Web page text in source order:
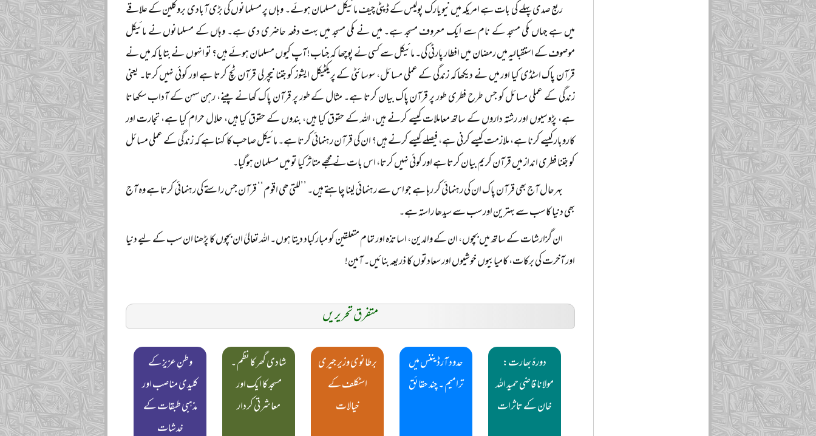
ربع صدی پہلے کی بات ہے امریکہ میں نیویارک پولیس کے ڈپٹی چیف مائیکل مسلمان ہوئے۔ وہاں پر مسلمانوں کی بڑی آبادی بروکلین کے علاقے
میں ہے جہاں مکی مسجد کے نام سے ایک معروف مسجد ہے۔ میں نے مکی مسجد میں بہت دفعہ حاضری دی ہے۔ وہاں کے مسلمانوں نے مائیکل
موصوف کے استقبالیہ میں رمضان میں افطار پارٹی کی۔ مائیکل سے کسی نے پوچھا کہ جناب! آپ کیوں مسلمان ہوئے ہیں؟ تو انہوں نے بتایا کہ میں نے
قرآن پاک اسٹڈی کیا اور میں نے دیکھا کہ زندگی کے عملی مسائل، سوسائٹی کے پریکٹیکل ایشوز کو جتنا نیچرلی قرآن ٹچ کرتا ہے اور کوئی نہیں کرتا۔ یعنی
زندگی کے عملی مسائل کو جس طرح فطری طور پر قرآن پاک بیان کرتا ہے۔ مثال کے طور پر قرآن پاک کھانے پینے، رہن سہن کے آداب سکھاتا
ہے، پڑوسیوں اور رشتہ داروں کے ساتھ معاملات کیسے کرنے ہیں، اللہ کے حقوق کیا ہیں، بندوں کے حقوق کیا ہیں، حلال حرام کیا ہے، تجارت اور
کاروبار کیسے کرنا ہے، ملازمت کیسے کرنی ہے، فیصلے کیسے کرنے ہیں؟ ان کی قرآن رہنمائی کرتا ہے۔ مائیکل صاحب کا کہنا ہے کہ زندگی کے عملی مسائل
کو جتنا فطری انداز میں قرآن کریم بیان کرتا ہے اور کوئی نہیں کرتا، اس بات نے مجھے متاثر کیا تو میں مسلمان ہوگیا۔
بہرحال آج بھی قرآن پاک ان کی رہنمائی کر رہا ہے جو اس سے رہنمائی لینا چاہتے ہیں۔ ’’للتی ھی اقوم‘‘ قرآن جس راستے کی رہنمائی کرتا ہے وہ آج
بھی دنیا کا سب سے بہترین اور سب سے سیدھا راستہ ہے۔
ان گزارشات کے ساتھ میں بچوں، ان کے والدین، اساتذہ اور تمام متعلقین کو مبارکباد دیتا ہوں۔ اللہ تعالیٰ ان بچوں کا پڑھنا ان سب کے لیے دنیا
اور آخرت کی برکات، کامیابیوں خوشیوں اور سعادتوں کا ذریعہ بنائیں۔ آمین!
متفرق تحریریں
دورۂ بھارت:
مولانا قاضی حمید اللہ
خان کے تاثرات
حدود آرڈیننس میں
ترامیم ۔ چند حقائق
برطانوی وزیر جیری
اسٹکلف کے
خیالات
شادی گھر کا نظم ۔
مسجد کا ایک اور
معاشرتی کردار
وطنِ عزیز کے
کلیدی مناصب اور
مذہبی طبقات کے
خدشات